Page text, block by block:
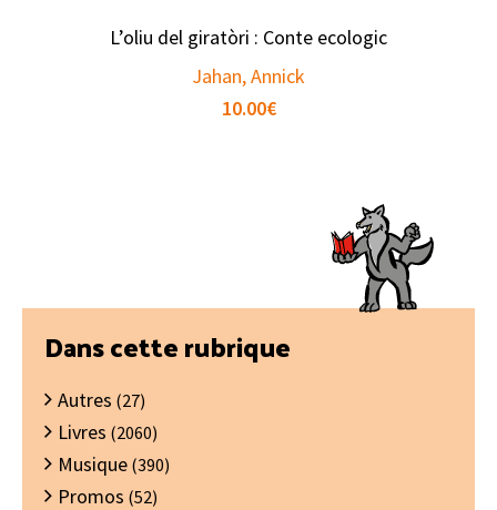
L’oliu del giratòri : Conte ecologic
Jahan, Annick
10.00€
Barre
latérale
principale
Dans cette rubrique
Autres (27)
Livres (2060)
Musique (390)
Promos (52)